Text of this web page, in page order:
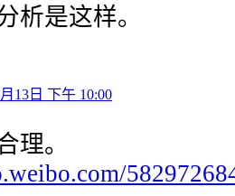
析是这样。
13日 下午 10:00
理。